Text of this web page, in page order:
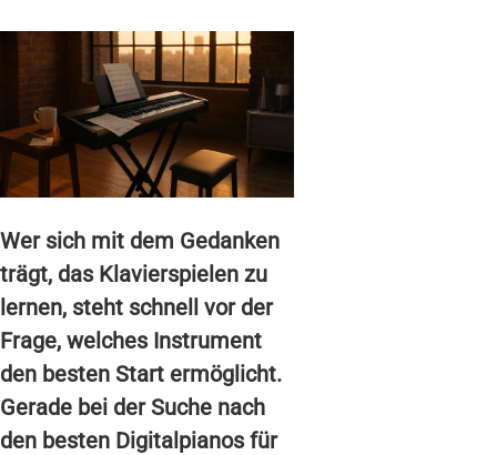
Wer sich mit dem Gedanken
trägt, das Klavierspielen zu
lernen, steht schnell vor der
Frage, welches Instrument
den besten Start ermöglicht.
Gerade bei der Suche nach
den besten Digitalpianos für